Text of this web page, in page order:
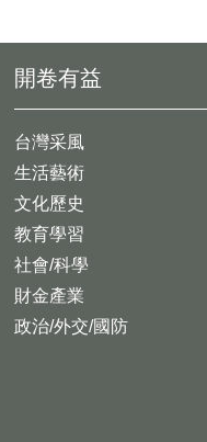
開卷有益
台灣采風
生活藝術
文化歷史
教育學習
社會/科學
財金產業
政治/外交/國防